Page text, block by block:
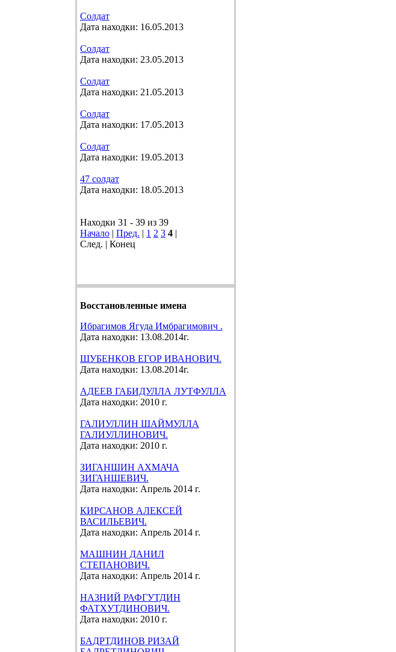
Солдат
Дата находки: 16.05.2013
Солдат
Дата находки: 23.05.2013
Солдат
Дата находки: 21.05.2013
Солдат
Дата находки: 17.05.2013
Солдат
Дата находки: 19.05.2013
47 солдат
Дата находки: 18.05.2013
Находки 31 - 39 из 39
Начало | Пред. | 1 2 3 4 |
След. | Конец
Восстановленные имена
Ибрагимов Ягуда Имбрагимович .
Дата находки: 13.08.2014г.
ШУБЕНКОВ ЕГОР ИВАНОВИЧ.
Дата находки: 13.08.2014г.
АДЕЕВ ГАБИДУЛЛА ЛУТФУЛЛА
Дата находки: 2010 г.
ГАЛИУЛЛИН ШАЙМУЛЛА
ГАЛИУЛЛИНОВИЧ.
Дата находки: 2010 г.
ЗИГАНШИН АХМАЧА
ЗИГАНШЕВИЧ.
Дата находки: Апрель 2014 г.
КИРСАНОВ АЛЕКСЕЙ
ВАСИЛЬЕВИЧ.
Дата находки: Апрель 2014 г.
МАШНИН ДАНИЛ
СТЕПАНОВИЧ.
Дата находки: Апрель 2014 г.
НАЗНИЙ РАФГУТДИН
ФАТХУТДИНОВИЧ.
Дата находки: 2010 г.
БАДРТДИНОВ РИЗАЙ